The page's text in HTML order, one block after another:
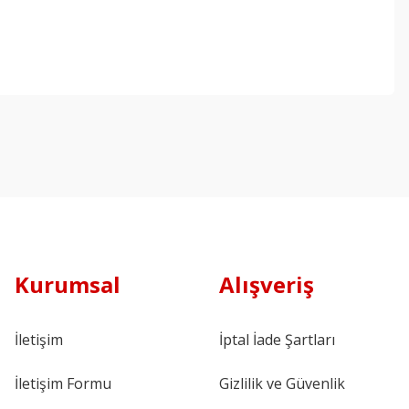
Kurumsal
İletişim
İletişim Formu
Alışveriş
İptal İade Şartları
Gizlilik ve Güvenlik